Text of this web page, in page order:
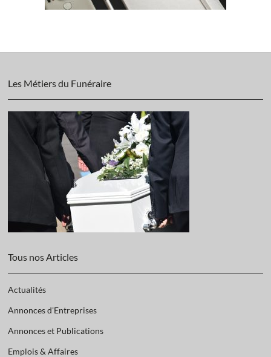
Les Métiers du Funéraire
Tous nos Articles
Actualités
Annonces d'Entreprises
Annonces et Publications
Emplois & Affaires